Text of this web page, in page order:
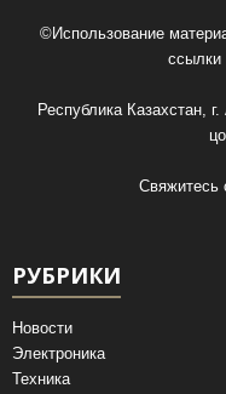
©Использование
ссылки
Республика Казахстан,
Свяжитесь
РУБРИКИ
Новости
Электроника
Техника